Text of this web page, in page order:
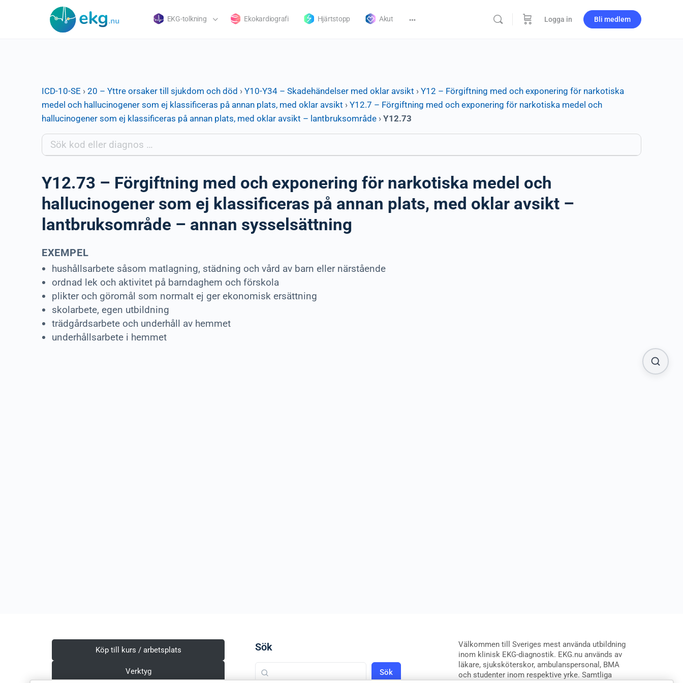
EKG-tolkning Ekokardiografi Hjärtstopp Akut Logga in Bli medlem
ICD-10-SE › 20 – Yttre orsaker till sjukdom och död › Y10-Y34 – Skadehändelser med oklar avsikt › Y12 – Förgiftning med och exponering för narkotiska
medel och hallucinogener som ej klassificeras på annan plats, med oklar avsikt › Y12.7 – Förgiftning med och exponering för narkotiska medel och
hallucinogener som ej klassificeras på annan plats, med oklar avsikt – lantbruksområde › Y12.73
Y12.73 – Förgiftning med och exponering för narkotiska medel och
hallucinogener som ej klassificeras på annan plats, med oklar avsikt –
lantbruksområde – annan sysselsättning
EXEMPEL
hushållsarbete såsom matlagning, städning och vård av barn eller närstående
ordnad lek och aktivitet på barndaghem och förskola
plikter och göromål som normalt ej ger ekonomisk ersättning
skolarbete, egen utbildning
trädgårdsarbete och underhåll av hemmet
underhållsarbete i hemmet
Köp till kurs / arbetsplats
Verktyg
Sök
Sök
Välkommen till Sveriges mest använda utbildning
inom klinisk EKG-diagnostik. EKG.nu används av
läkare, sjuksköterskor, ambulanspersonal, BMA
och studenter inom respektive yrke. Samtliga